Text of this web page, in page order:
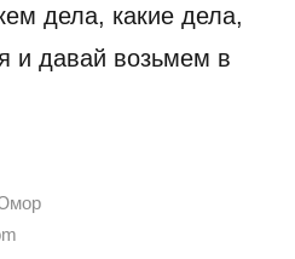
дела, какие дела,
и давай возьмем в